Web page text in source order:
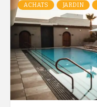
ACHATS JARDIN